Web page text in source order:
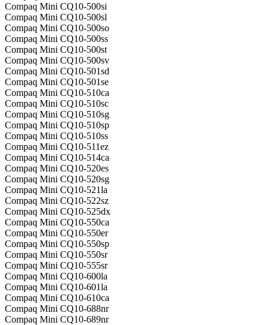
Compaq Mini CQ10-500si
Compaq Mini CQ10-500sl
Compaq Mini CQ10-500so
Compaq Mini CQ10-500ss
Compaq Mini CQ10-500st
Compaq Mini CQ10-500sv
Compaq Mini CQ10-501sd
Compaq Mini CQ10-501se
Compaq Mini CQ10-510ca
Compaq Mini CQ10-510sc
Compaq Mini CQ10-510sg
Compaq Mini CQ10-510sp
Compaq Mini CQ10-510ss
Compaq Mini CQ10-511ez
Compaq Mini CQ10-514ca
Compaq Mini CQ10-520es
Compaq Mini CQ10-520sg
Compaq Mini CQ10-521la
Compaq Mini CQ10-522sz
Compaq Mini CQ10-525dx
Compaq Mini CQ10-550ca
Compaq Mini CQ10-550er
Compaq Mini CQ10-550sp
Compaq Mini CQ10-550sr
Compaq Mini CQ10-555sr
Compaq Mini CQ10-600la
Compaq Mini CQ10-601la
Compaq Mini CQ10-610ca
Compaq Mini CQ10-688nr
Compaq Mini CQ10-689nr